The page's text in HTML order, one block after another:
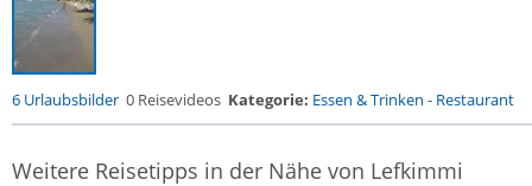
6 Urlaubsbilder 0 Reisevideos Kategorie: Essen & Trinken - Restaurant
Weitere Reisetipps in der Nähe von Lefkimmi